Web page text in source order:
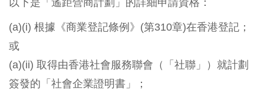
以下是「遙距營商計劃」的詳細申請資格：
(a)(i) 根據《商業登記條例》(第310章)在香港登記；
或
(a)(ii) 取得由香港社會服務聯會（「社聯」）就計劃
簽發的「社會企業證明書」；